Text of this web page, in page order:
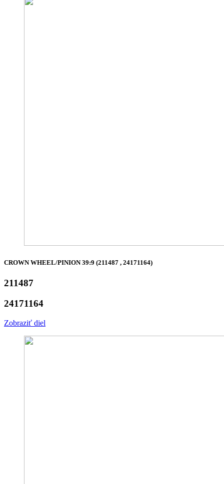
CROWN WHEEL/PINION 39:9 (211487 , 24171164)
211487
24171164
Zobraziť diel